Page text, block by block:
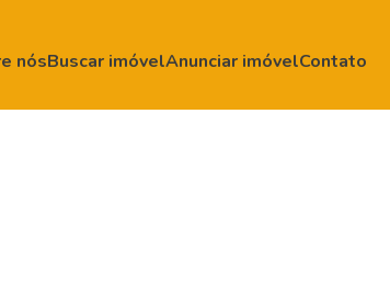
nósBuscar imóvelAnunciar imóvelContato